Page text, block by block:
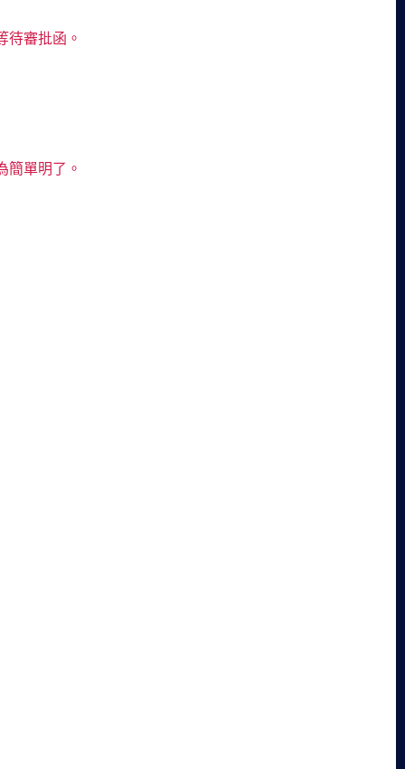
待審批函。
簡單明了。